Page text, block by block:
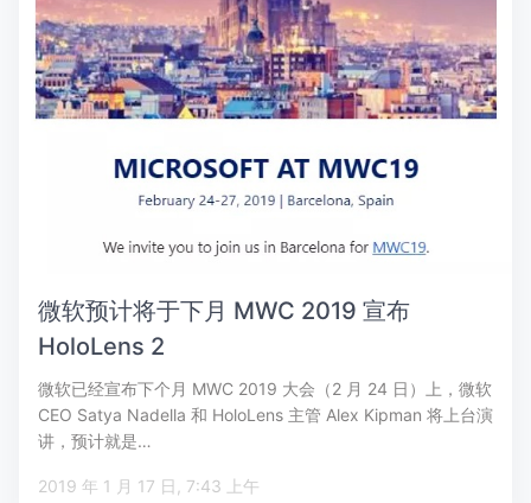
微软预计将于下月 MWC 2019 宣布
HoloLens 2
微软已经宣布下个月 MWC 2019 大会（2 月 24 日）上，微软
CEO Satya Nadella 和 HoloLens 主管 Alex Kipman 将上台演
讲，预计就是…
2019 年 1 月 17 日, 7:43 上午